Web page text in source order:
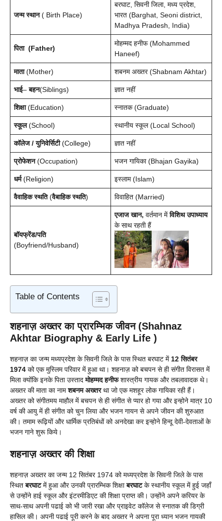
जन्म स्थान( Birth Place)
बरघाट, सिवनी जिला, मध्य प्रदेश,
भारत (Barghat, Seoni district,
Madhya Pradesh, India)
पिता (Father)
मोहम्मद हनीफ (Mohammed
Haneef)
माता(Mother) शबनम अख्तर (Shabnam Akhtar)
भाई–बहन(Siblings) ज्ञात नहीं
शिक्षा(Education) स्नातक (Graduate)
स्कूल(School) स्थानीय स्कूल (Local School)
कॉलेज / युनिवेर्सिटी(College) ज्ञात नहीं
प्रोफेशन(Occupation) भजन गायिका (Bhajan Gayika)
धर्म(Religion) इस्लाम (Islam)
वैवाहिक स्थति(वैबाहिक स्थति) विवाहित (Married)
बॉयफ्रेंड/पति
(Boyfriend/Husband)
एजाज खान, वर्तमान मेंविशिथ उपाध्याय
के साथ रहती हैं
Table of Contents
शहनाज़ अख्तर का प्रारम्भिक जीवन (Shahnaz
Akhtar Biography & Early Life )
शहनाज़ का जन्म मध्यप्रदेश के सिवनी जिले के पास स्थित बरघाट में 12 सितंबर
1974 को एक मुस्लिम परिवार में हुआ था। शहनाज़ को बचपन से ही संगीत विरासत में
मिला क्योंकि इनके पिता उस्तादमोहम्मद हनीफशास्त्रीय गायक और तबलावादक थे।
अख्तर की माता का नामशबनम अख्तरथा जो एक मशहूर लोक गायिका रही हैं।
अख्तर को संगीतमय माहौल में बचपन से ही संगीत से प्यार हो गया और इन्होने मात्र 10
वर्ष की आयु में ही संगीत को चुन लिया और भजन गायन से अपने जीवन की शुरुआत
की। तमाम रूढ़ियों और धार्मिक प्रतिबंधों को अनदेखा कर इन्होने हिन्दू देवी-देवताओं के
भजन गाने शुरू किये।
शहनाज़ अख्तर की शिक्षा
शहनाज़ अख्तर का जन्म 12 सितंबर 1974 को मध्यप्रदेश के सिवनी जिले के पास
स्थितबरघाटमें हुआ और उनकी प्रारम्भिक शिक्षाबरघाटके स्थानीय स्कूल में हुई जहाँ
से उन्होंने हाई स्कूल और इंटरमीडिएट की शिक्षा प्राप्त की। उन्होंने अपने करियर के
साथ-साथ अपनी पढाई को भी जारी रखा और प्राइवेट कॉलेज से स्नातक की डिग्री
हासिल की। अपनी पढाई पूरी करने के बाद अख्तर ने अपना पूरा ध्यान भजन गायकी